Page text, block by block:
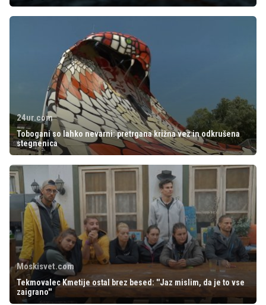
24ur.com
Tobogani so lahko nevarni: pretrgana križna vez in odkrušena
stegnenica
Moskisvet.com
Tekmovalec Kmetije ostal brez besed: ''Jaz mislim, da je to vse
zaigrano''